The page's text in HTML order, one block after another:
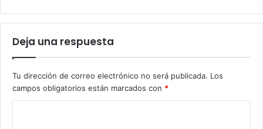
Deja una respuesta
Tu dirección de correo electrónico no será publicada. Los
campos obligatorios están marcados con *